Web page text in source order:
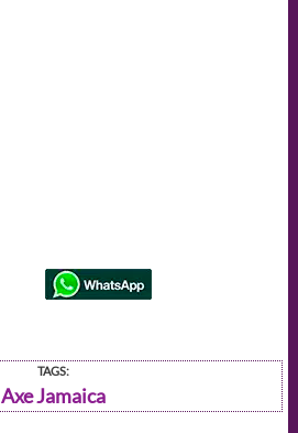
TAGS:
Axe Jamaica